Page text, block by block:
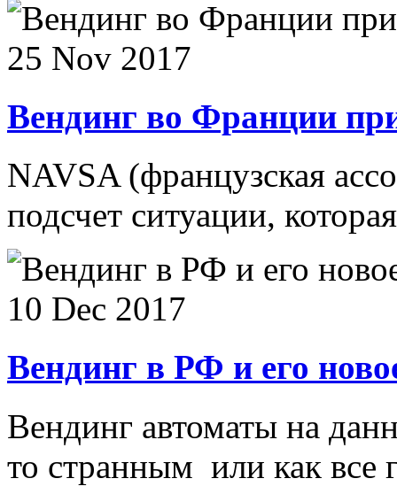
25 Nov 2017
Вендинг во Франции
NAVSA (французская
подсчет ситуации,
10 Dec 2017
Вендинг в РФ и его
Вендинг автоматы на
то странным или как все